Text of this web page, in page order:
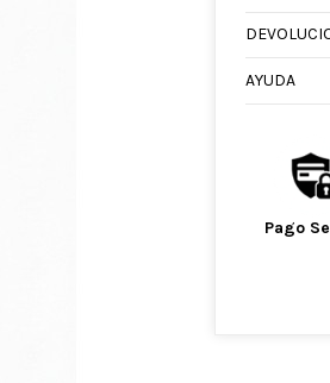
AYUDA
Pago